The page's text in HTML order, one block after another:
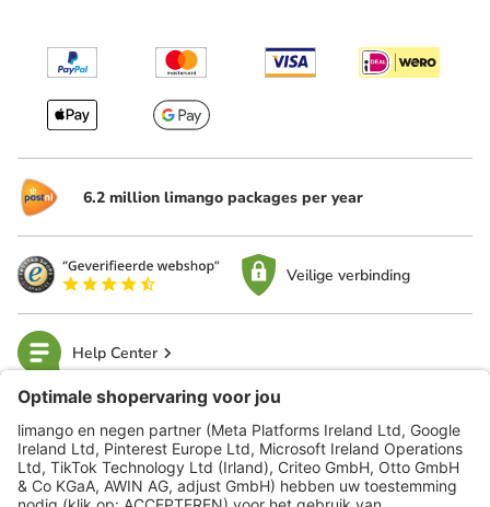
6.2 million limango packages per year
Veilige verbinding
Help Center
limango
Veilig winkelen